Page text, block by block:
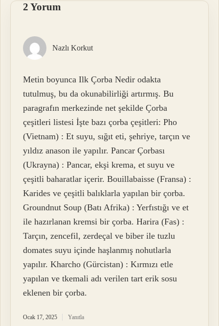
2 Yorum
Nazlı Korkut
Metin boyunca Ilk Çorba Nedir odakta
tutulmuş, bu da okunabilirliği artırmış. Bu
paragrafın merkezinde net şekilde Çorba
çeşitleri listesi İşte bazı çorba çeşitleri: Pho
(Vietnam) : Et suyu, sığıt eti, şehriye, tarçın ve
yıldız anason ile yapılır. Pancar Çorbası
(Ukrayna) : Pancar, ekşi krema, et suyu ve
çeşitli baharatlar içerir. Bouillabaisse (Fransa) :
Karides ve çeşitli balıklarla yapılan bir çorba.
Groundnut Soup (Batı Afrika) : Yerfıstığı ve et
ile hazırlanan kremsi bir çorba. Harira (Fas) :
Tarçın, zencefil, zerdeçal ve biber ile tuzlu
domates suyu içinde haşlanmış nohutlarla
yapılır. Kharcho (Gürcistan) : Kırmızı etle
yapılan ve tkemali adı verilen tart erik sosu
eklenen bir çorba.
Ocak 17, 2025 Yanıtla